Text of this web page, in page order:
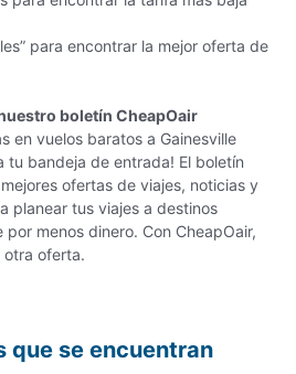
para encontrar la mejor oferta de
boletín CheapOair
en vuelos baratos a Gainesville
tu bandeja de entrada! El boletín
ofertas de viajes, noticias y
planear tus viajes a destinos
menos dinero. Con CheapOair,
otra oferta.
que se encuentran